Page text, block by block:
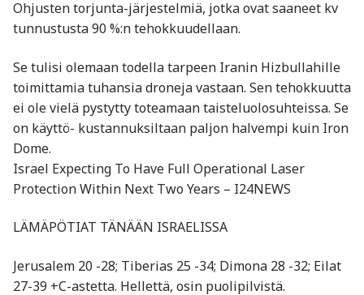
Ohjusten torjunta-järjestelmiä, jotka ovat saaneet kv
tunnustusta 90 %:n tehokkuudellaan.
Se tulisi olemaan todella tarpeen Iranin Hizbullahille
toimittamia tuhansia droneja vastaan. Sen tehokkuutta
ei ole vielä pystytty toteamaan taisteluolosuhteissa. Se
on käyttö- kustannuksiltaan paljon halvempi kuin Iron
Dome.
Israel Expecting To Have Full Operational Laser
Protection Within Next Two Years – I24NEWS
LÄMÄPÖTIAT TÄNÄÄN ISRAELISSA
Jerusalem 20 -28; Tiberias 25 -34; Dimona 28 -32; Eilat
27-39 +C-astetta. Hellettä, osin puolipilvistä.